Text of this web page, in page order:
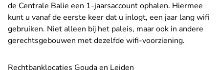
de Centrale Balie een 1-jaarsaccount ophalen. Hiermee
kunt u vanaf de eerste keer dat u inlogt, een jaar lang wifi
gebruiken. Niet alleen bij het paleis, maar ook in andere
gerechtsgebouwen met dezelfde wifi-voorziening.
Rechtbanklocaties Gouda en Leiden